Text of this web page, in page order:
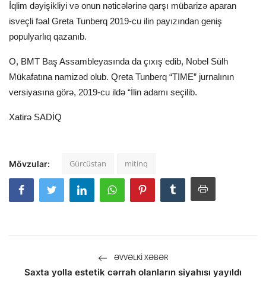
İqlim dəyişikliyi və onun nəticələrinə qarşı mübarizə aparan
isveçli fəal Greta Tunberq 2019-cu ilin payızından geniş
populyarlıq qazanıb.
O, BMT Baş Assambleyasında da çıxış edib, Nobel Sülh
Mükafatına namizəd olub. Qreta Tunberq “TIME” jurnalının
versiyasına görə, 2019-cu ildə “İlin adamı seçilib.
Xatirə SADİQ
Mövzular: Gürcüstan mitinq
ƏVVƏLKI XƏBƏR
Saxta yolla estetik cərrah olanların siyahısı yayıldı